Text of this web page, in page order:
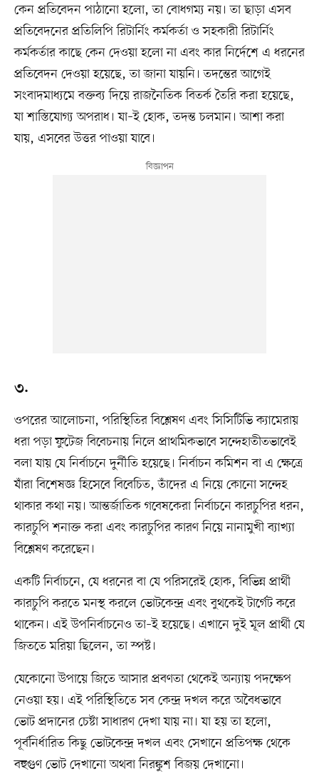
কেন প্রতিবেদন পাঠানো হলো, তা বোধগম্য নয়। তা ছাড়া এসব
প্রতিবেদনের প্রতিলিপি রিটার্নিং কর্মকর্তা ও সহকারী রিটার্নিং
কর্মকর্তার কাছে কেন দেওয়া হলো না এবং কার নির্দেশে এ ধরনের
প্রতিবেদন দেওয়া হয়েছে, তা জানা যায়নি। তদন্তের আগেই
সংবাদমাধ্যমে বক্তব্য দিয়ে রাজনৈতিক বিতর্ক তৈরি করা হয়েছে,
যা শাস্তিযোগ্য অপরাধ। যা–ই হোক, তদন্ত চলমান। আশা করা
যায়, এসবের উত্তর পাওয়া যাবে।
৩.
ওপরের আলোচনা, পরিস্থিতির বিশ্লেষণ এবং সিসিটিভি ক্যামেরায়
ধরা পড়া ফুটেজ বিবেচনায় নিলে প্রাথমিকভাবে সন্দেহাতীতভাবেই
বলা যায় যে নির্বাচনে দুর্নীতি হয়েছে। নির্বাচন কমিশন বা এ ক্ষেত্রে
যাঁরা বিশেষজ্ঞ হিসেবে বিবেচিত, তাঁদের এ নিয়ে কোনো সন্দেহ
থাকার কথা নয়। আন্তর্জাতিক গবেষকেরা নির্বাচনে কারচুপির ধরন,
কারচুপি শনাক্ত করা এবং কারচুপির কারণ নিয়ে নানামুখী ব্যাখ্যা
বিশ্লেষণ করেছেন।
একটি নির্বাচনে, যে ধরনের বা যে পরিসরেই হোক, বিভিন্ন প্রার্থী
কারচুপি করতে মনস্থ করলে ভোটকেন্দ্র এবং বুথকেই টার্গেট করে
থাকেন। এই উপনির্বাচনেও তা–ই হয়েছে। এখানে দুই মূল প্রার্থী যে
জিততে মরিয়া ছিলেন, তা স্পষ্ট।
যেকোনো উপায়ে জিতে আসার প্রবণতা থেকেই অন্যায় পদক্ষেপ
নেওয়া হয়। এই পরিস্থিতিতে সব কেন্দ্র দখল করে অবৈধভাবে
ভোট প্রদানের চেষ্টা সাধারণ দেখা যায় না। যা হয় তা হলো,
পূর্বনির্ধারিত কিছু ভোটকেন্দ্র দখল এবং সেখানে প্রতিপক্ষ থেকে
বহুগুণ ভোট দেখানো অথবা নিরঙ্কুশ বিজয় দেখানো।